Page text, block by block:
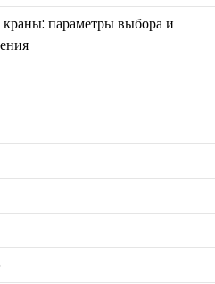
параметры выбора и